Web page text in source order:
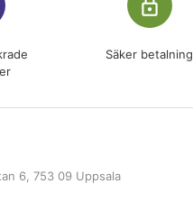
lock_outline
Säker betalning
6, 753 09 Uppsala